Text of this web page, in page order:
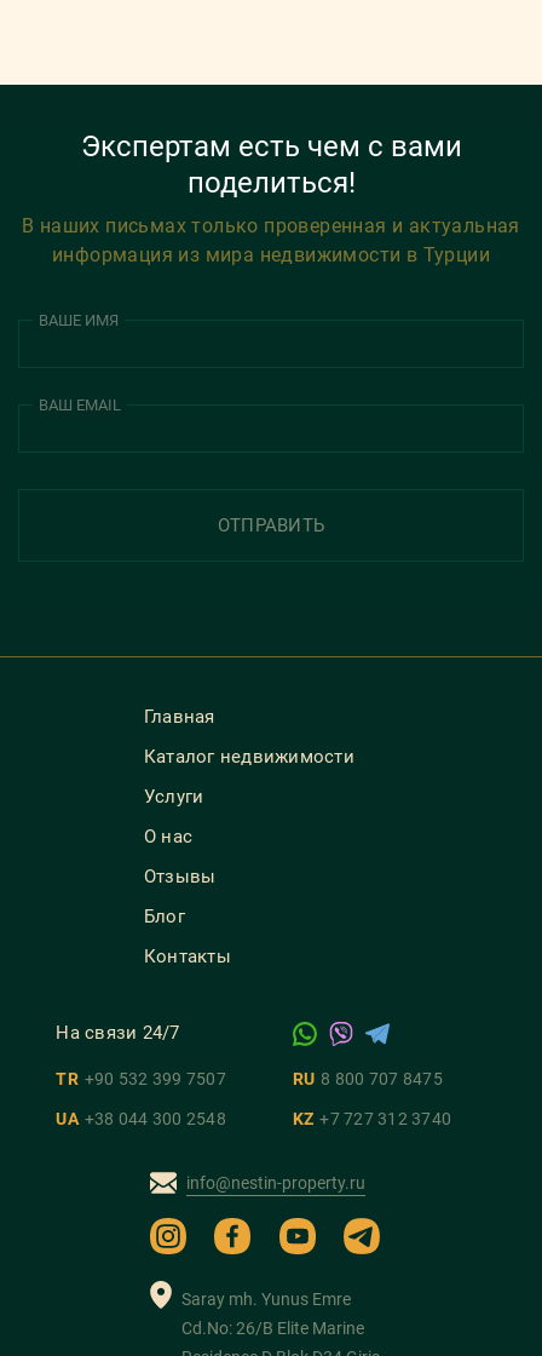
Экспертам есть чем с вами
поделиться!
В наших письмах только проверенная и актуальная
информация из мира недвижимости в Турции
ВАШЕ ИМЯ
ВАШ EMAIL
ОТПРАВИТЬ
Главная
Каталог недвижимости
Услуги
О нас
Отзывы
Блог
Контакты
На связи 24/7
TR +90 532 399 7507 RU 8 800 707 8475
UA +38 044 300 2548 KZ +7 727 312 3740
info@nestin-property.ru
Saray mh. Yunus Emre
Cd.No: 26/B Elite Marine